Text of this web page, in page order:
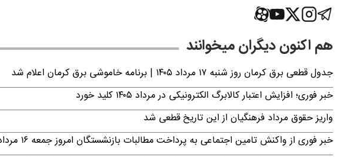
هم اکنون دیگران میخوانند
جدول قطعی برق کرمان روز شنبه ۱۷ مرداد ۱۴۰۵ | برنامه خاموشی برق کرمان اعلام شد
خبر فوری؛ افزایش اعتبار کالابرگ الکترونیکی در مرداد ۱۴۰۵ کلید خورد
واریز حقوق مرداد فرهنگیان از این تاریخ قطعی شد
خبر فوری از واکنش تامین اجتماعی به پرداخت مطالبات بازنشستگان امروز جمعه ۱۶ مرداد ۱۴۰۵